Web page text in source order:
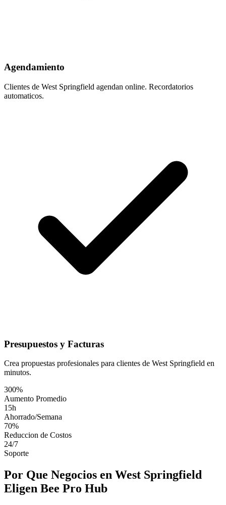
Agendamiento
Clientes de West Springfield agendan online. Recordatorios
automaticos.
Presupuestos y Facturas
Crea propuestas profesionales para clientes de West Springfield en
minutos.
300%
Aumento Promedio
15h
Ahorrado/Semana
70%
Reduccion de Costos
24/7
Soporte
Por Que Negocios en West Springfield
Eligen Bee Pro Hub